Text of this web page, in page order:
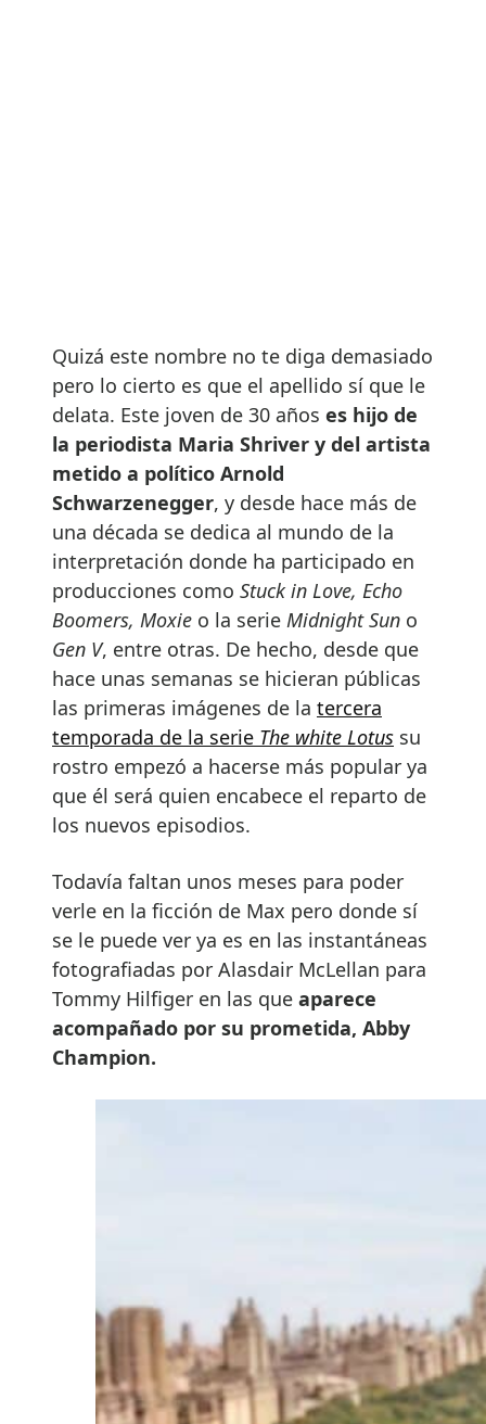
Quizá este nombre no te diga demasiado
pero lo cierto es que el apellido sí que le
delata. Este joven de 30 años es hijo de
la periodista Maria Shriver y del artista
metido a político Arnold
Schwarzenegger, y desde hace más de
una década se dedica al mundo de la
interpretación donde ha participado en
producciones como Stuck in Love, Echo
Boomers, Moxie o la serie Midnight Sun o
Gen V, entre otras. De hecho, desde que
hace unas semanas se hicieran públicas
las primeras imágenes de la tercera
temporada de la serie The white Lotus su
rostro empezó a hacerse más popular ya
que él será quien encabece el reparto de
los nuevos episodios.
Todavía faltan unos meses para poder
verle en la ficción de Max pero donde sí
se le puede ver ya es en las instantáneas
fotografiadas por Alasdair McLellan para
Tommy Hilfiger en las que aparece
acompañado por su prometida, Abby
Champion.